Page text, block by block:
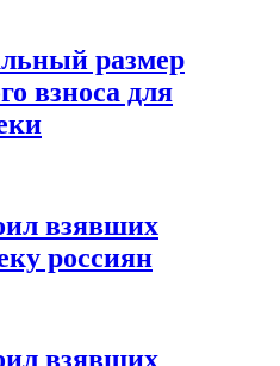
размер
взноса для
взявших
россиян
взявших